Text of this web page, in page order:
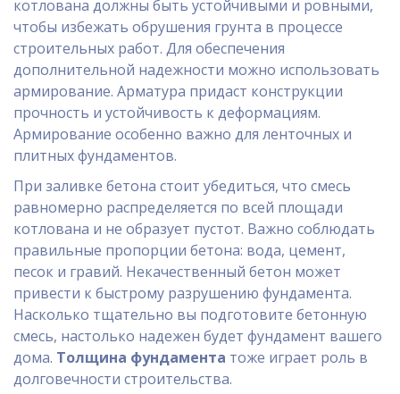
котлована должны быть устойчивыми и ровными,
чтобы избежать обрушения грунта в процессе
строительных работ. Для обеспечения
дополнительной надежности можно использовать
армирование. Арматура придаст конструкции
прочность и устойчивость к деформациям.
Армирование особенно важно для ленточных и
плитных фундаментов.
При заливке бетона стоит убедиться, что смесь
равномерно распределяется по всей площади
котлована и не образует пустот. Важно соблюдать
правильные пропорции бетона: вода, цемент,
песок и гравий. Некачественный бетон может
привести к быстрому разрушению фундамента.
Насколько тщательно вы подготовите бетонную
смесь, настолько надежен будет фундамент вашего
дома. Толщина фундамента тоже играет роль в
долговечности строительства.